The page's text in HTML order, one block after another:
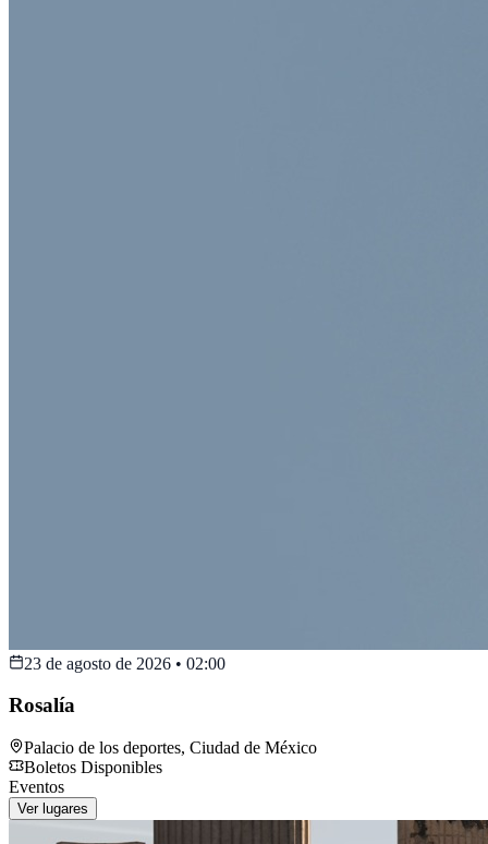
23 de agosto de 2026 • 02:00
Rosalía
Palacio de los deportes, Ciudad de México
Boletos Disponibles
Eventos
Ver lugares